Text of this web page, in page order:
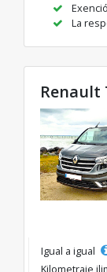
La
Renault
Igual a igual
Kilometraje